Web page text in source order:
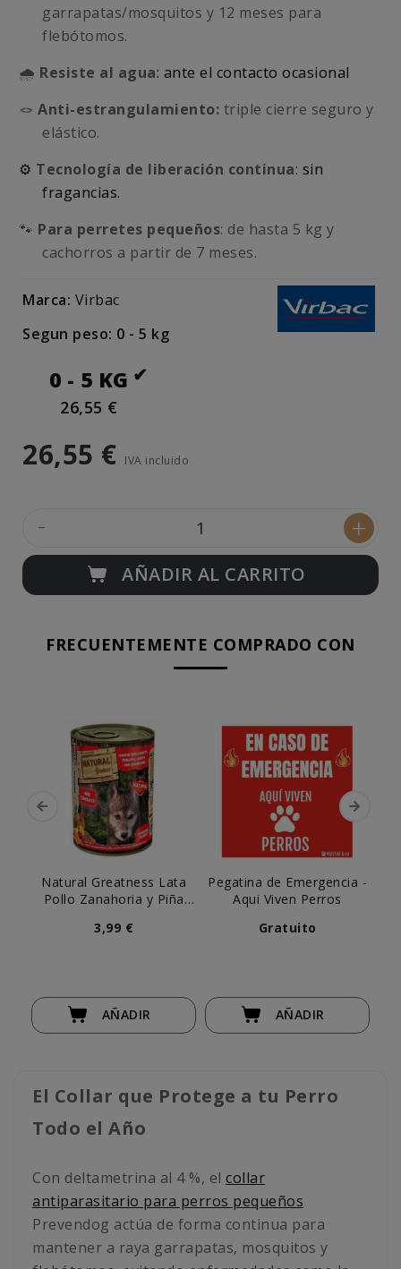
garrapatas/mosquitos y 12 meses para
flebótomos.
🌧️ Resiste al agua: ante el contacto ocasional
🪢 Anti-estrangulamiento: triple cierre seguro y
elástico.
⚙️ Tecnología de liberación continua: sin
fragancias.
🐾 Para perretes pequeños: de hasta 5 kg y
cachorros a partir de 7 meses.
Marca: Virbac
Segun peso: 0 - 5 kg
0 - 5 KG
26,55 €
26,55 € IVA incluido
- +
AÑADIR AL CARRITO
FRECUENTEMENTE COMPRADO CON
Natural Greatness Lata
Pollo Zanahoria y Piña
3,99 €
AÑADIR
Pegatina de Emergencia -
Aqui Viven Perros
Gratuito
AÑADIR
El Collar que Protege a tu Perro
Todo el Año
Con deltametrina al 4 %, el collar
antiparasitario para perros pequeños
Prevendog actúa de forma continua para
mantener a raya garrapatas, mosquitos y